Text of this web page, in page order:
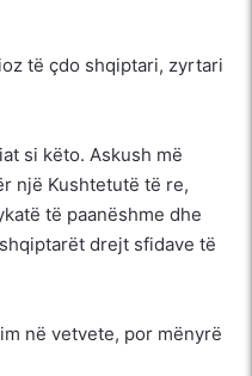
të çdo shqiptari, zyrtari
si këto. Askush më
një Kushtetutë të re,
të paanëshme dhe
drejt sfidave të
në vetvete, por mënyrë